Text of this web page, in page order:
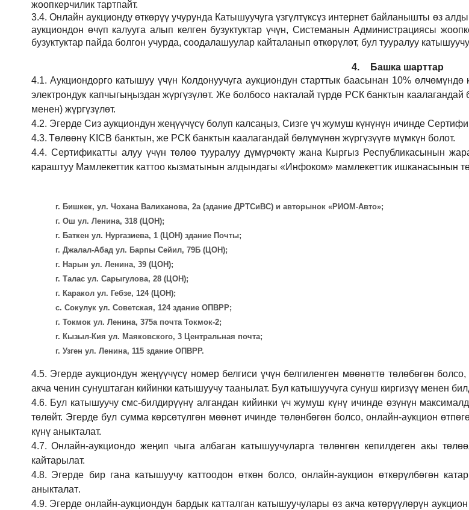
жоопкерчилик тартпайт.
3.4.Онлайн аукционду өткөрүү учурунда Катышуучуга үзгүлтүксүз интернет байланышты өз
аукциондон өчүп калууга алып келген бузуктуктар үчүн, Системанын Администрациясы
бузуктуктар пайда болгон учурда, соодалашуулар кайталанып өткөрүлөт, бул тууралуу
4.
Башка шарттар
4.1. Аукциондорго катышуу үчүн Колдонуучуга аукциондун старттык баасынан 10%
электрондук капчыгыңыздан жүргүзүлөт. Же болбосо накталай түрдө РСК банктын
менен) жүргүзүлөт.
4.2. Эгерде Сиз аукциондун жеңүүчүсү болуп калсаңыз, Сизге үч жумуш күнүнүн ичинде
4.3. Төлөөнү KICB банктын, же РСК банктын каалагандай бөлүмүнөн жүргүзүүгө мүмкүн болот.
4.4. Сертификатты алуу үчүн төлөө тууралуу дүмүрчөктү жана Кыргыз Республикасынын
караштуу Мамлекеттик каттоо кызматынын алдындагы «Инфоком» мамлекеттик ишканасынын
г. Бишкек, ул. Чохана Валиханова, 2а (здание ДРТСиВС) и авторынок «РИОМ-Авто»;
г. Ош ул. Ленина, 318 (ЦОН);
г. Баткен ул. Нургазиева, 1 (ЦОН) здание Почты;
г. Джалал-Абад ул. Барпы Сейил, 79Б (ЦОН);
г. Нарын ул. Ленина, 39 (ЦОН);
г. Талас ул. Сарыгулова, 28 (ЦОН);
г. Каракол ул. Гебзе, 124 (ЦОН);
с. Сокулук ул. Советская, 124 здание ОПВРР;
г. Токмок ул. Ленина, 375а почта Токмок-2;
г. Кызыл-Кия ул. Маяковского, 3 Центральная почта;
г. Узген ул. Ленина, 115 здание ОПВРР.
4.5. Эгерде аукциондун жеңүүчүсү номер белгиси үчүн белгиленген мөөнөттө төлөбөгөн
акча ченин сунуштаган кийинки катышуучу таанылат. Бул катышуучуга сунуш киргизүү менен
4.6. Бул катышуучу смс-билдирүүнү алгандан кийинки үч жумуш күнү ичинде өзүнүн
төлөйт. Эгерде бул сумма көрсөтүлгөн мөөнөт ичинде төлөнбөгөн болсо, онлайн-аукцион
күнү аныкталат.
4.7. Онлайн-аукциондо жеңип чыга албаган катышуучуларга төлөнгөн кепилдеген акы
кайтарылат.
4.8. Эгерде бир гана катышуучу каттоодон өткөн болсо, онлайн-аукцион өткөрүлбөгөн
аныкталат.
4.9. Эгерде онлайн-аукциондун бардык катталган катышуучулары өз акча көтөрүүлөрүн